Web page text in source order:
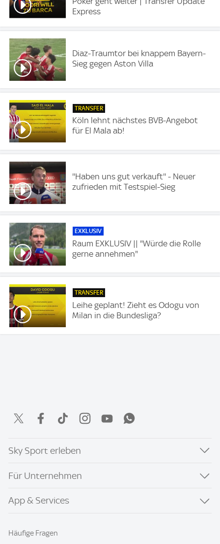
Express
Diaz-Traumtor bei knappem Bayern-
Sieg gegen Aston Villa
TRANSFER
Köln lehnt nächstes BVB-Angebot
für El Mala ab!
''Haben uns gut verkauft'' - Neuer
zufrieden mit Testspiel-Sieg
EXKLUSIV
Raum EXKLUSIV || "Würde die Rolle
gerne annehmen"
TRANSFER
Leihe geplant! Zieht es Odogu von
Milan in die Bundesliga?
Sky Sport erleben
Für Unternehmen
App & Services
Häufige Fragen